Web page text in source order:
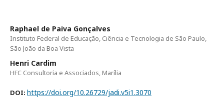
Raphael de Paiva Gonçalves
Instituto Federal de Educação, Ciência e Tecnologia de São Paulo,
São João da Boa Vista
Henri Cardim
HFC Consultoria e Associados, Marília
DOI: https://doi.org/10.26729/jadi.v5i1.3070